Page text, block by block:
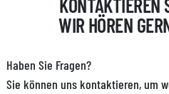
WIR HÖREN
Haben Sie Fragen?
Sie können uns kontaktieren, um